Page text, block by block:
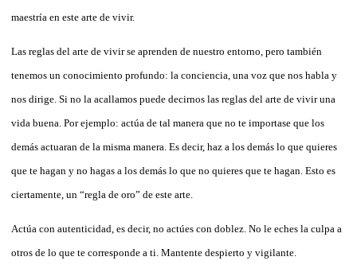
maestría en este arte de vivir.
Las reglas del arte de vivir se aprenden de nuestro entorno, pero también
tenemos un conocimiento profundo: la conciencia, una voz que nos habla y
nos dirige. Si no la acallamos puede decirnos las reglas del arte de vivir una
vida buena. Por ejemplo: actúa de tal manera que no te importase que los
demás actuaran de la misma manera. Es decir, haz a los demás lo que quieres
que te hagan y no hagas a los demás lo que no quieres que te hagan. Esto es
ciertamente, un “regla de oro” de este arte.
Actúa con autenticidad, es decir, no actúes con doblez. No le eches la culpa a
otros de lo que te corresponde a ti. Mantente despierto y vigilante.